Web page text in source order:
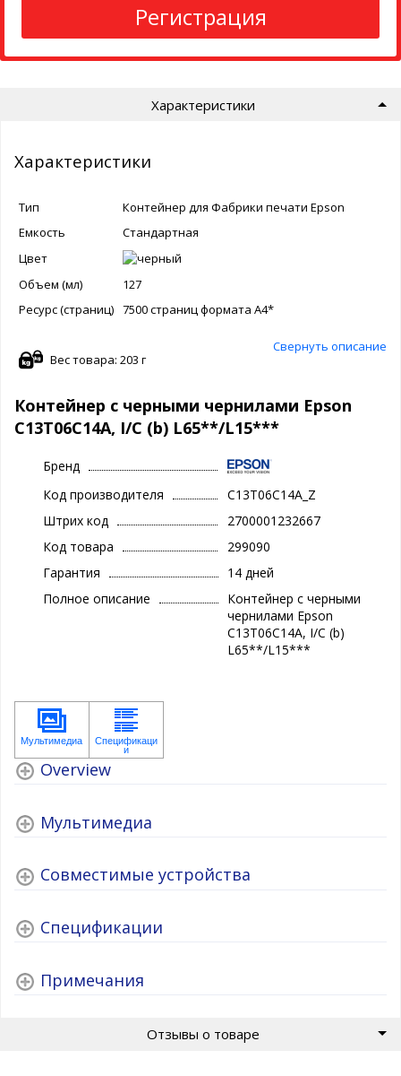
Регистрация
Характеристики
Характеристики
Тип
Контейнер для Фабрики печати Epson
Емкость
Стандартная
Цвет
Объем (мл)
127
Ресурс (страниц) 7500 страниц формата A4*
Свернуть описание
Вес товара: 203 г
Контейнер с черными чернилами Epson
C13T06C14A, I/C (b) L65**/L15***
Бренд
Код производителя
C13T06C14A_Z
Штрих код
2700001232667
Код товара
299090
Гарантия
14 дней
Полное описание
Контейнер с черными
чернилами Epson
C13T06C14A, I/C (b)
L65**/L15***
Overview
Мультимедиа
Совместимые устройства
Спецификации
Примечания
Отзывы о товаре